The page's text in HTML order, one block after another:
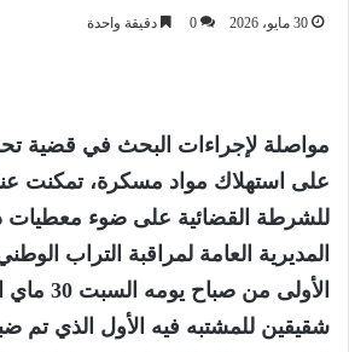
30 مايو، 2026 0 دقيقة واحدة
مواصلة لإجراءات البحث في قضية
على استهلاك مواد مسكرة، تمكنت
للشرطة القضائية على ضوء معطيات
المديرية العامة لمراقبة التراب
الأولى
شقيقين للمشتبه فيه الأول الذي